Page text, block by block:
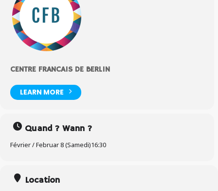
CENTRE FRANCAIS DE BERLIN
LEARN MORE
Quand ? Wann ?
Février / Februar 8 (Samedi)16:30
Location